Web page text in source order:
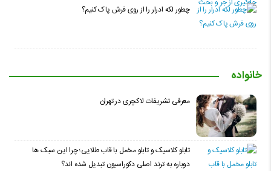
چطور لکه ادرار را از روی فرش پاک کنیم؟
خانواده
معرفی تشریفات لاکچری در تهران
تابلو کلاسیک و تابلو مخمل با قاب طلایی؛ چرا این سبک ها
دوباره به ترند اصلی دکوراسیون تبدیل شده اند؟